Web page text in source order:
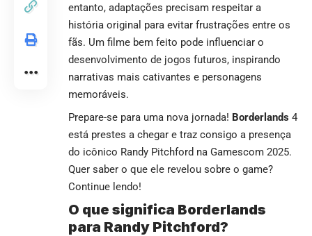
entanto, adaptações precisam respeitar a
história original para evitar frustrações entre os
fãs. Um filme bem feito pode influenciar o
desenvolvimento de jogos futuros, inspirando
narrativas mais cativantes e personagens
memoráveis.
Prepare-se para uma nova jornada! Borderlands 4
está prestes a chegar e traz consigo a presença
do icônico Randy Pitchford na Gamescom 2025.
Quer saber o que ele revelou sobre o game?
Continue lendo!
O que significa Borderlands
para Randy Pitchford?